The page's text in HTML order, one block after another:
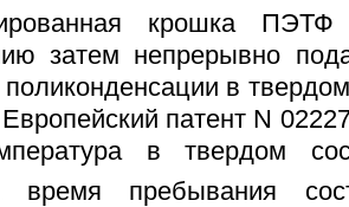
крошка ПЭТФ
затем непрерывно
поликонденсации в
патент N
в твердом
пребывания